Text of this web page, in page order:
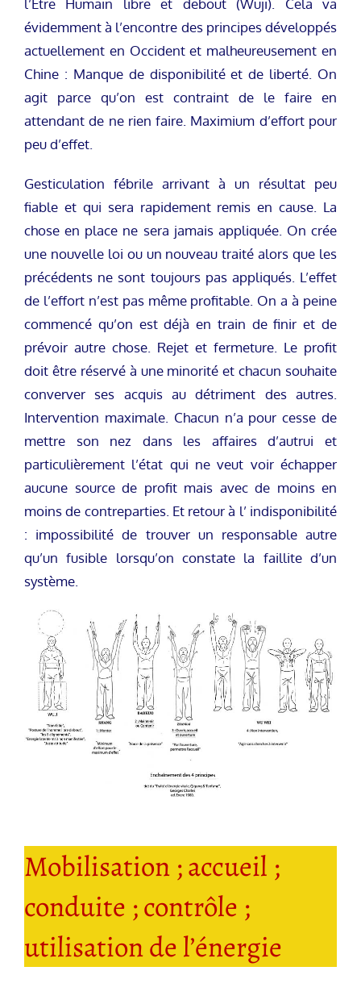
évidemment à l’encontre des principes développés
actuellement en Occident et malheureusement en
Chine : Manque de disponibilité et de liberté. On
agit parce qu’on est contraint de le faire en
attendant de ne rien faire. Maximium d’effort pour
peu d’effet.
Gesticulation fébrile arrivant à un résultat peu
fiable et qui sera rapidement remis en cause. La
chose en place ne sera jamais appliquée. On crée
une nouvelle loi ou un nouveau traité alors que les
précédents ne sont toujours pas appliqués. L’effet
de l’effort n’est pas même profitable. On a à peine
commencé qu’on est déjà en train de finir et de
prévoir autre chose. Rejet et fermeture. Le profit
doit être réservé à une minorité et chacun souhaite
converver ses acquis au détriment des autres.
Intervention maximale. Chacun n’a pour cesse de
mettre son nez dans les affaires d’autrui et
particulièrement l’état qui ne veut voir échapper
aucune source de profit mais avec de moins en
moins de contreparties. Et retour à l’ indisponibilité
: impossibilité de trouver un responsable autre
qu’un fusible lorsqu’on constate la faillite d’un
système.
Mobilisation ; accueil ;
conduite ; contrôle ;
utilisation de l’énergie